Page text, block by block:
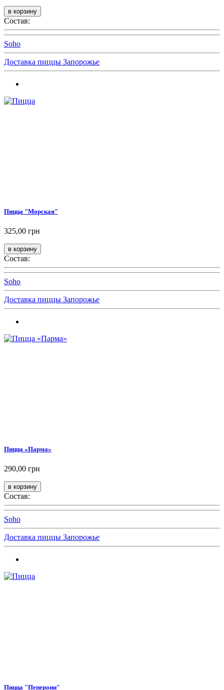
Состав:
Soho
Доставка пиццы Запорожье
Пицца "Морская"
325,00 грн
Состав:
Soho
Доставка пиццы Запорожье
Пицца «Парма»
290,00 грн
Состав:
Soho
Доставка пиццы Запорожье
Пицца "Пеперони"